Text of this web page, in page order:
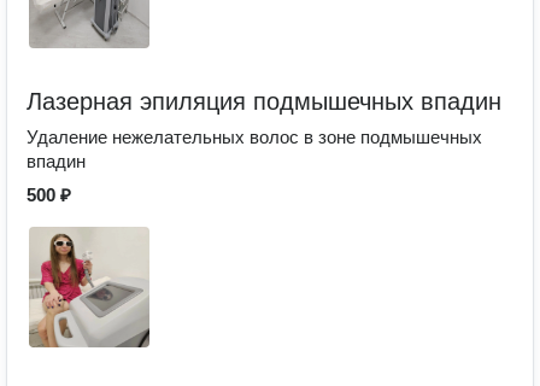
Лазерная эпиляция подмышечных впадин
Удаление нежелательных волос в зоне подмышечных
впадин
500 ₽